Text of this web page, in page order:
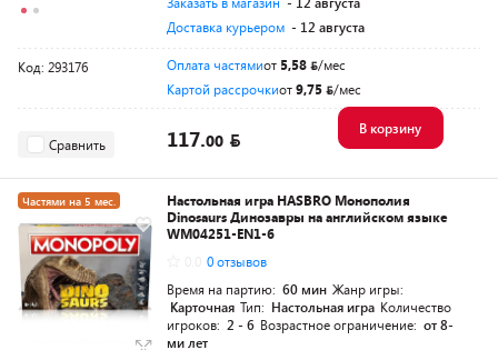
Доставка курьером - 12 августа
Код: 293176 Оплата частямиот 5,58
/мес
Картой рассрочкиот9,75 /мес
Сравнить 117.00
В корзину
Частями на 5 мес.
Настольная игра HASBRO Монополия
Dinosaurs Динозавры на английском языке
WM04251-EN1-6
0 отзывов
Время на партию: 60 мин Жанр игры:
Карточная Тип: Настольная игра Количество
игроков: 2 - 6 Возрастное ограничение: от 8-
ми лет